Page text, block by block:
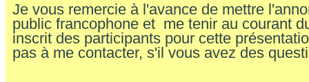
Je vous remercie à l'avance de mettre
public francophone et me tenir au courant
inscrit des participants pour cette
pas à me contacter, s'il vous avez des